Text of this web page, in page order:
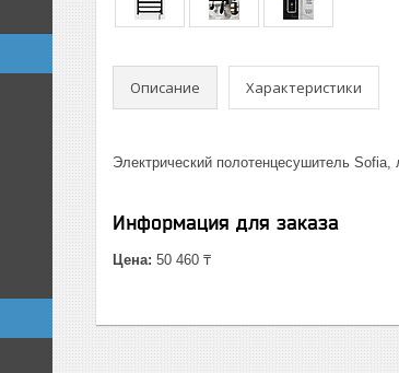
Описание Характеристики
Электрический полотенцесушитель Sofia,
Информация для заказа
Цена: 50 460 ₸